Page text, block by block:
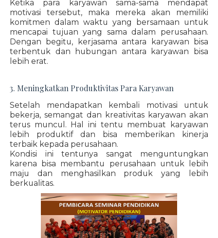
Ketika para karyawan sama-sama mendapat
motivasi tersebut, maka mereka akan memiliki
komitmen dalam waktu yang bersamaan untuk
mencapai tujuan yang sama dalam perusahaan.
Dengan begitu, kerjasama antara karyawan bisa
terbentuk dan hubungan antara karyawan bisa
lebih erat.
3. Meningkatkan Produktivitas Para Karyawan
Setelah mendapatkan kembali motivasi untuk
bekerja, semangat dan kreativitas karyawan akan
terus muncul. Hal ini tentu membuat karyawan
lebih produktif dan bisa memberikan kinerja
terbaik kepada perusahaan.
Kondisi ini tentunya sangat menguntungkan
karena bisa membantu perusahaan untuk lebih
maju dan menghasilkan produk yang lebih
berkualitas.